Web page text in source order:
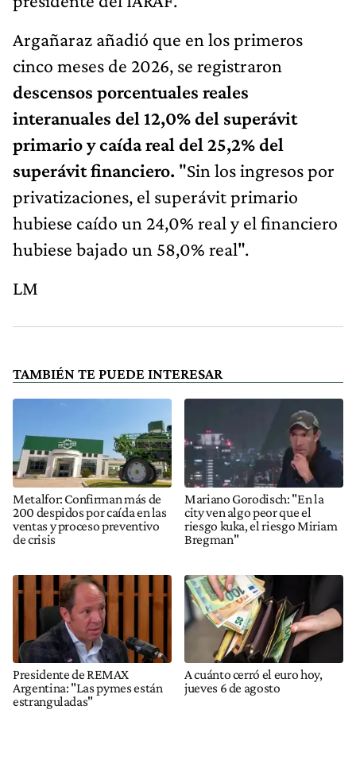
Argañaraz añadió que en los primeros
cinco meses de 2026, se registraron
descensos porcentuales reales
interanuales del 12,0% del superávit
primario y caída real del 25,2% del
superávit financiero. "Sin los ingresos por
privatizaciones, el superávit primario
hubiese caído un 24,0% real y el financiero
hubiese bajado un 58,0% real".
LM
TAMBIÉN TE PUEDE INTERESAR
Metalfor: Confirman más de
200 despidos por caída en las
ventas y proceso preventivo
de crisis
Mariano Gorodisch: "En la
city ven algo peor que el
riesgo kuka, el riesgo Miriam
Bregman"
Presidente de REMAX
Argentina: "Las pymes están
estranguladas"
A cuánto cerró el euro hoy,
jueves 6 de agosto